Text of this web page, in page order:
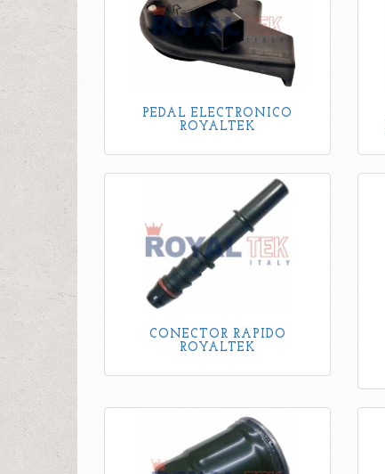
PEDAL ELECTRONICO
ROYALTEK
CONECTOR RAPIDO
ROYALTEK